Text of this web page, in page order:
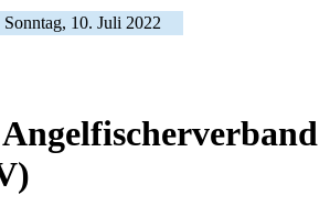
Sonntag, 10. Juli 2022